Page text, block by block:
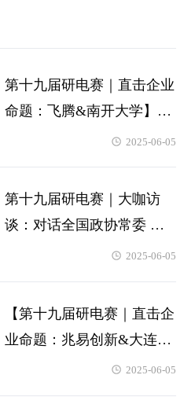
第十九届研电赛｜直击企业
命题：飞腾&南开大学】基
于飞腾：人工智能攻克医疗
2025-06-05
第十九届研电赛｜大咖访
谈：对话全国政协常委 东
南大学副校长 金石教授】
配”，要挖掘真需求、找真
问题
2025-06-05
【第十九届研电赛｜直击企
业命题：兆易创新&大连理
工大学】双向赋能，走全国
2025-06-05